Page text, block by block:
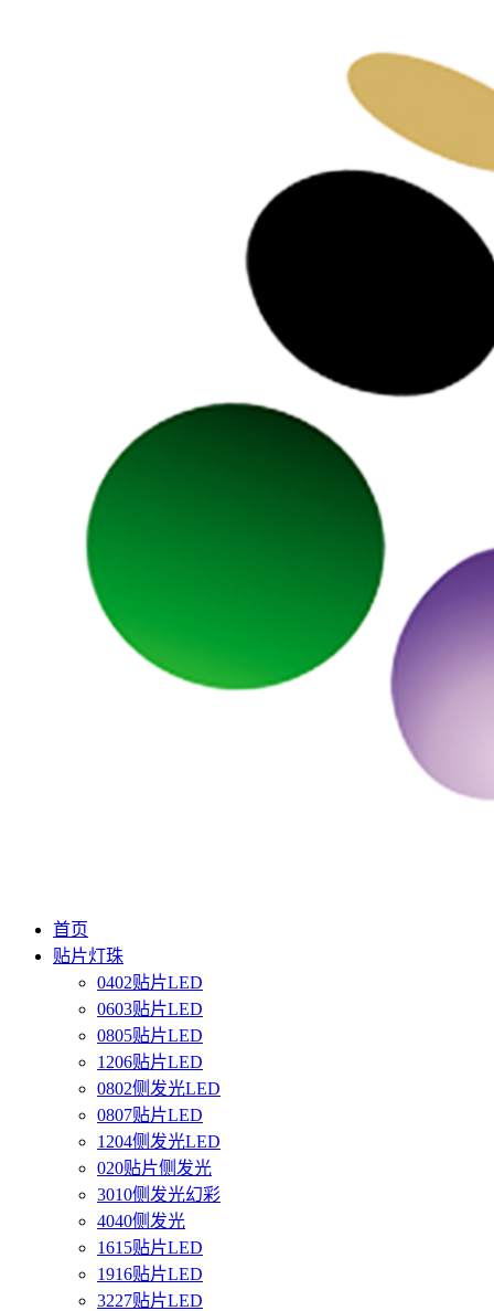
首页
贴片灯珠
0402贴片LED
0603贴片LED
0805贴片LED
1206贴片LED
0802侧发光LED
0807贴片LED
1204侧发光LED
020贴片侧发光
3010侧发光幻彩
4040侧发光
1615贴片LED
1916贴片LED
3227贴片LED